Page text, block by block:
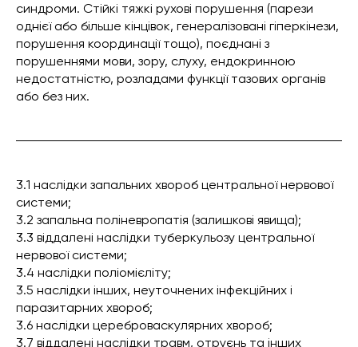
синдроми. Стійкі тяжкі рухові порушення (парези
однієї або більше кінцівок, генералізовані гіперкінези,
порушення координації тощо), поєднані з
порушеннями мови, зору, слуху, ендокринною
недостатністю, розладами функції тазових органів
або без них.
3.1 наслідки запальних хвороб центральної нервової
системи;
3.2 запальна поліневропатія (залишкові явища);
3.3 віддалені наслідки туберкульозу центральної
нервової системи;
3.4 наслідки поліомієліту;
3.5 наслідки інших, неуточнених інфекційних і
паразитарних хвороб;
3.6 наслідки цереброваскулярних хвороб;
3.7 віддалені наслідки травм, отруєнь та інших